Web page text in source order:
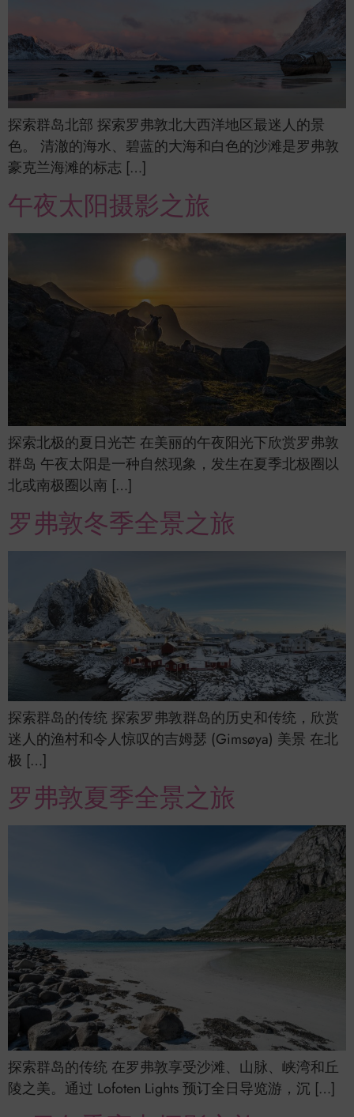
探索群岛北部 探索罗弗敦北大西洋地区最迷人的景
色。 清澈的海水、碧蓝的大海和白色的沙滩是罗弗敦
豪克兰海滩的标志 […]
午夜太阳摄影之旅
探索北极的夏日光芒 在美丽的午夜阳光下欣赏罗弗敦
群岛 午夜太阳是一种自然现象，发生在夏季北极圈以
北或南极圈以南 […]
罗弗敦冬季全景之旅
探索群岛的传统 探索罗弗敦群岛的历史和传统，欣赏
迷人的渔村和令人惊叹的吉姆瑟 (Gimsøya) 美景 在北
极 […]
罗弗敦夏季全景之旅
探索群岛的传统 在罗弗敦享受沙滩、山脉、峡湾和丘
陵之美。通过 Lofoten Lights 预订全日导览游，沉 […]